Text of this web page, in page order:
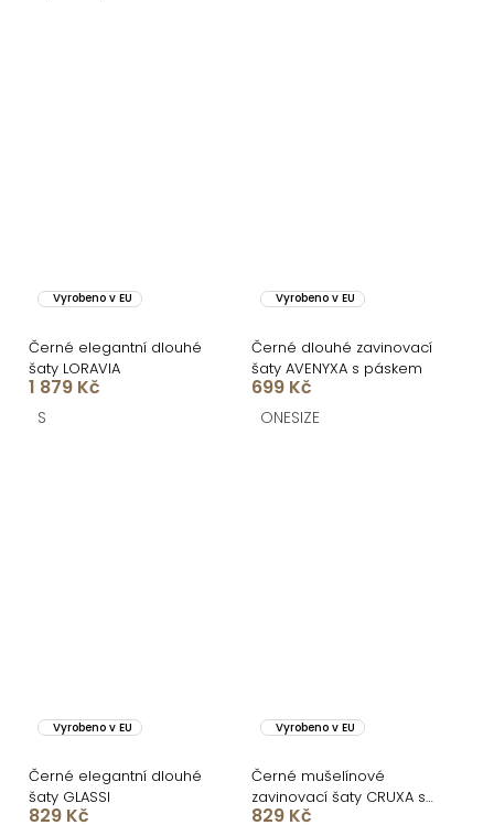
Vyrobeno v EU
Černé elegantní dlouhé
šaty LORAVIA
1 879 Kč
S
Vyrobeno v EU
Černé dlouhé zavinovací
šaty AVENYXA s páskem
699 Kč
ONESIZE
Vyrobeno v EU
Černé elegantní dlouhé
šaty GLASSI
829 Kč
Vyrobeno v EU
Černé mušelínové
zavinovací šaty CRUXA s
dlouhým rukávem
829 Kč